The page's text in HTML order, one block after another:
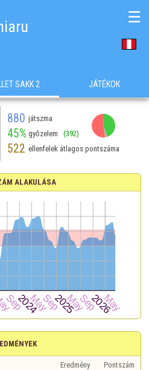
☰
SAKK 2 JÁTÉKOK
880 játszma
45% győzelem (392)
522 ellenfelek átlagos pontszáma
ALAKULÁSA
Eredmény
Pontszám